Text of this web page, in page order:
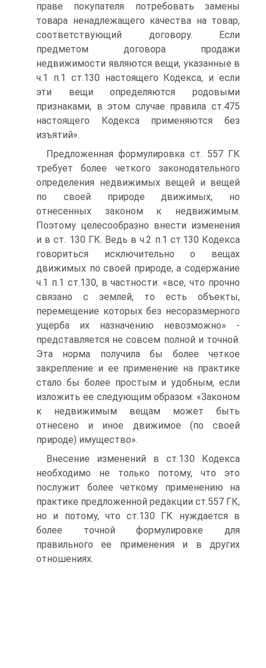
праве покупателя потребовать замены
товара ненадлежащего качества на товар,
соответствующий договору. Если
предметом договора продажи
недвижимости являются вещи, указанные в
ч.1 п.1 ст.130 настоящего Кодекса, и если
эти вещи определяются родовыми
признаками, в этом случае правила ст.475
настоящего Кодекса применяются без
изъятий».
Предложенная формулировка ст. 557 ГК
требует более четкого законодательного
определения недвижимых вещей и вещей
по своей природе движимых, но
отнесенных законом к недвижимым.
Поэтому целесообразно внести изменения
и в ст. 130 ГК. Ведь в ч.2 п.1 ст.130 Кодекса
говориться исключительно о вещах
движимых по своей природе, а содержание
ч.1 п.1 ст.130, в частности: «все, что прочно
связано с землей, то есть объекты,
перемещение которых без несоразмерного
ущерба их назначению невозможно» -
представляется не совсем полной и точной.
Эта норма получила бы более четкое
закрепление и ее применение на практике
стало бы более простым и удобным, если
изложить ее следующим образом: «Законом
к недвижимым вещам может быть
отнесено и иное движимое (по своей
природе) имущество».
Внесение изменений в ст.130 Кодекса
необходимо не только потому, что это
послужит более четкому применению на
практике предложенной редакции ст.557 ГК,
но и потому, что ст.130 ГК нуждается в
более точной формулировке для
правильного ее применения и в других
отношениях.